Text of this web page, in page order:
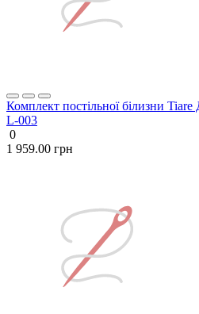
Комплект постільної білизни
L-003
0
1 959.00 грн